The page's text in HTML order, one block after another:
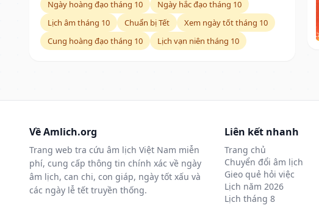
Ngày hoàng đạo tháng 10
Ngày hắc đạo tháng 10
Lịch âm tháng 10
Chuẩn bị Tết
Xem ngày tốt tháng 10
Cung hoàng đạo tháng 10
Lịch vạn niên tháng 10
Về Amlich.org
Trang web tra cứu âm lịch Việt Nam miễn
phí, cung cấp thông tin chính xác về ngày
âm lịch, can chi, con giáp, ngày tốt xấu và
các ngày lễ tết truyền thống.
Liên kết nhanh
Trang chủ
Chuyển đổi âm lịch
Gieo quẻ hỏi việc
Lịch năm 2026
Lịch tháng 8